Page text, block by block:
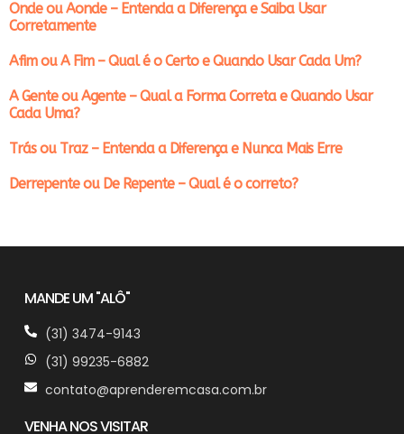
Onde ou Aonde – Entenda a Diferença e Saiba Usar
Corretamente
Afim ou A Fim – Qual é o Certo e Quando Usar Cada Um?
A Gente ou Agente – Qual a Forma Correta e Quando Usar
Cada Uma?
Trás ou Traz – Entenda a Diferença e Nunca Mais Erre
Derrepente ou De Repente – Qual é o correto?
MANDE UM "ALÔ"
(31) 3474-9143
(31) 99235-6882
contato@aprenderemcasa.com.br
VENHA NOS VISITAR